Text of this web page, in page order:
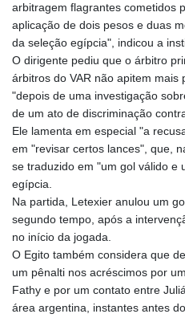
arbitragem flagrantes cometidos
aplicação de dois pesos e duas
da seleção egípcia", indicou a
O dirigente pediu que o árbitro
árbitros do VAR não apitem mais
"depois de uma investigação
de um ato de discriminação
Ele lamenta em especial "a
em "revisar certos lances", que,
se traduzido em "um gol válido e
egípcia.
Na partida, Letexier anulou um
segundo tempo, após a
no início da jogada.
O Egito também considera que
um pênalti nos acréscimos por
Fathy e por um contato entre
área argentina, instantes antes